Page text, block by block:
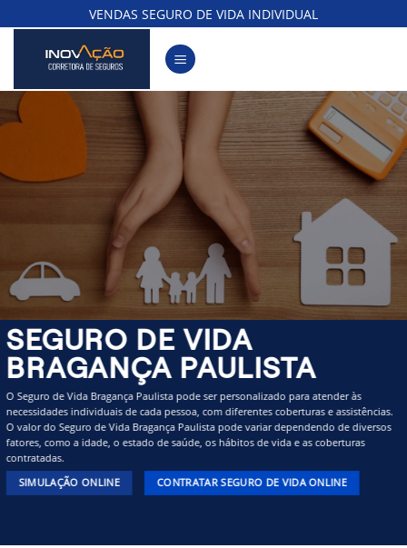
to
content
VENDAS SEGURO DE VIDA INDIVIDUAL
SEGURO DE VIDA
BRAGANÇA PAULISTA
O Seguro de Vida Bragança Paulista pode ser personalizado para atender às
necessidades individuais de cada pessoa, com diferentes coberturas e assistências.
O valor do Seguro de Vida Bragança Paulista pode variar dependendo de diversos
fatores, como a idade, o estado de saúde, os hábitos de vida e as coberturas
contratadas.
SIMULAÇÃO ONLINE CONTRATAR SEGURO DE VIDA ONLINE